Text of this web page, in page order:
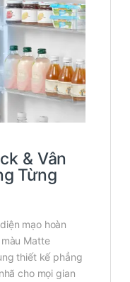
& Vân
Từng
mạo hoàn
Matte
thiết kế phẳng
cho mọi gian